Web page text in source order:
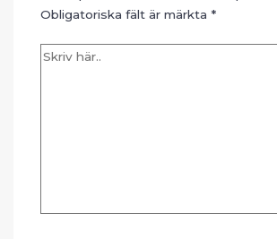
Obligatoriska fält är märkta *
Skriv